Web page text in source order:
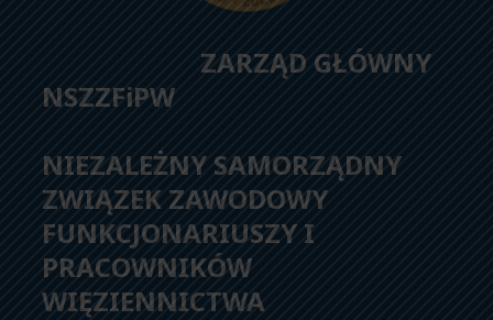
ZARZĄD GŁÓWNY
NSZZFiPW
NIEZALEŻNY SAMORZĄDNY
ZWIĄZEK ZAWODOWY
FUNKCJONARIUSZY I
PRACOWNIKÓW
WIĘZIENNICTWA